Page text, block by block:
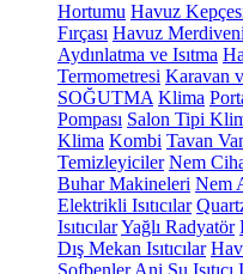
Hortumu Havuz
Fırçası Havuz Merdiveni
Aydınlatma ve Isıtma
Termometresi Karavan
SOĞUTMA Klima
Pompası Salon Tipi
Klima Kombi Tavan
Temizleyiciler Nem
Buhar Makineleri Nem
Elektrikli Isıtıcılar
IsıtıcılarYağlı Radyatör
Dış Mekan Isıtıcılar
Şofbenler Ani Su Isıtıcı